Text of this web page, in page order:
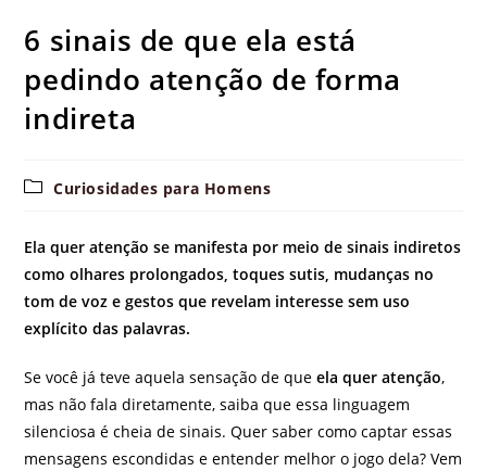
6 sinais de que ela está
pedindo atenção de forma
indireta
Categoria
Curiosidades para Homens
Ela quer atenção se manifesta por meio de sinais indiretos
como olhares prolongados, toques sutis, mudanças no
tom de voz e gestos que revelam interesse sem uso
explícito das palavras.
Se você já teve aquela sensação de queela quer atenção,
mas não fala diretamente, saiba que essa linguagem
silenciosa é cheia de sinais. Quer saber como captar essas
mensagens escondidas e entender melhor o jogo dela? Vem